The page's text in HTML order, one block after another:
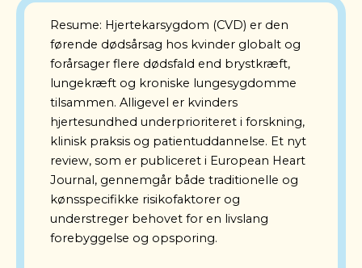
Resume: Hjertekarsygdom (CVD) er den
førende dødsårsag hos kvinder globalt og
forårsager flere dødsfald end brystkræft,
lungekræft og kroniske lungesygdomme
tilsammen. Alligevel er kvinders
hjertesundhed underprioriteret i forskning,
klinisk praksis og patientuddannelse. Et nyt
review, som er publiceret i European Heart
Journal, gennemgår både traditionelle og
kønsspecifikke risikofaktorer og
understreger behovet for en livslang
forebyggelse og opsporing.